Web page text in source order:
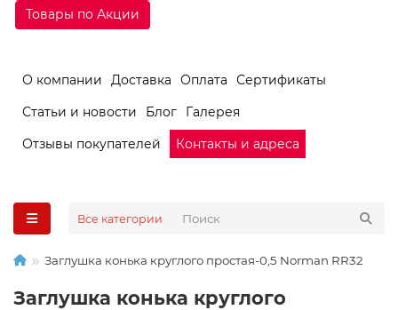
Товары по Акции
О компании Доставка Оплата
Сертификаты
Статьи и новости
Блог
Галерея
Отзывы покупателей
Контакты и адреса
Все категории
Заглушка конька круглого простая-0,5 Norman RR32
Заглушка конька круглого